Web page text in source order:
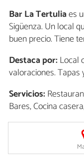
Bar La Tertuliaes
Sigüenza. Un local
buen precio. Tiene
Destaca por:Local
valoraciones. Tapas
Servicios:
Bares, Cocina